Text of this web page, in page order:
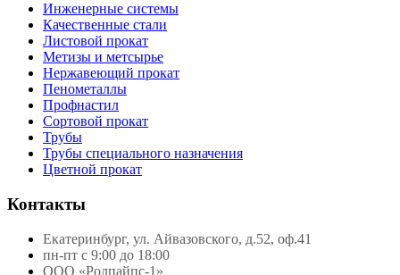
Инженерные системы
Качественные стали
Листовой прокат
Метизы и метсырье
Нержавеющий прокат
Пенометаллы
Профнастил
Сортовой прокат
Трубы
Трубы специального назначения
Цветной прокат
Контакты
Екатеринбург, ул. Айвазовского, д.52, оф.41
пн-пт с 9:00 до 18:00
ООО «Ролпайпс-1»